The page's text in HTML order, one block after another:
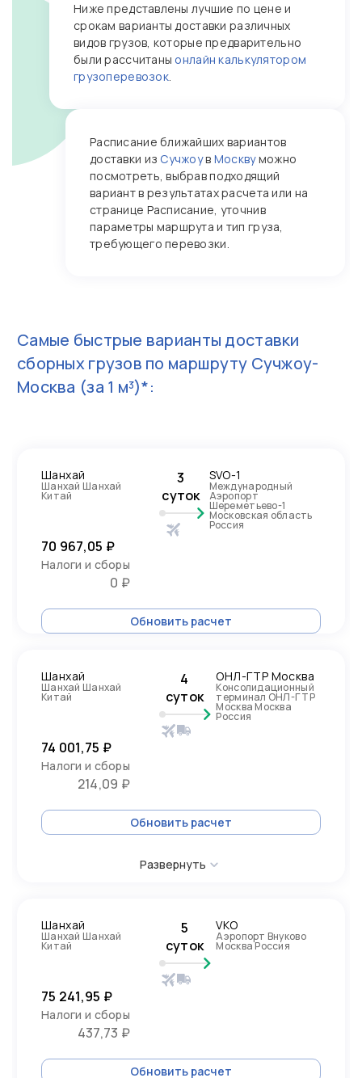
Ниже представлены лучшие по цене и
срокам варианты доставки различных
видов грузов, которые предварительно
были рассчитаны онлайн калькулятором
грузоперевозок.
Расписание ближайших вариантов
доставки из Сучжоув Москвуможно
посмотреть, выбрав подходящий
вариант в результатах расчета или на
странице Расписание, уточнив
параметры маршрута и тип груза,
требующего перевозки.
Самые быстрые варианты доставки
сборных грузов по маршруту Сучжоу-
Москва (за 1 м³)*:
Шанхай
Шанхай Шанхай
Китай
3
суток
SVO-1
Международный
Аэропорт
Шереметьево-1
Московская область
Россия
70 967,05 ₽
Налоги и сборы
0 ₽
Обновить расчет
Шанхай
Шанхай Шанхай
Китай
4
суток
ОНЛ-ГТР Москва
Консолидационный
терминал ОНЛ-ГТР
Москва Москва
Россия
74 001,75 ₽
Налоги и сборы
214,09 ₽
Обновить расчет
Развернуть
Шанхай
Шанхай Шанхай
Китай
5
суток
VKO
Аэропорт Внуково
Москва Россия
75 241,95 ₽
Налоги и сборы
437,73 ₽
Обновить расчет